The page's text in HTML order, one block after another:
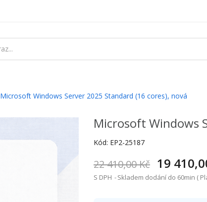
Microsoft Windows Server 2025 Standard (16 cores), nová
Microsoft Windows
Kód: EP2-25187
22 410,00 Kč 19
S DPH Skladem dodání do 60min (